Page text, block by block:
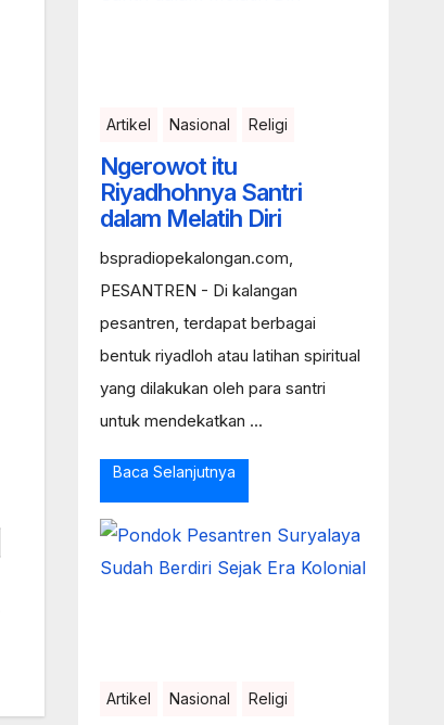
Artikel Nasional Religi
Ngerowot itu
Riyadhohnya Santri
dalam Melatih Diri
bspradiopekalongan.com,
PESANTREN - Di kalangan
pesantren, terdapat berbagai
bentuk riyadloh atau latihan spiritual
yang dilakukan oleh para santri
untuk mendekatkan ...
Baca Selanjutnya
Artikel Nasional Religi